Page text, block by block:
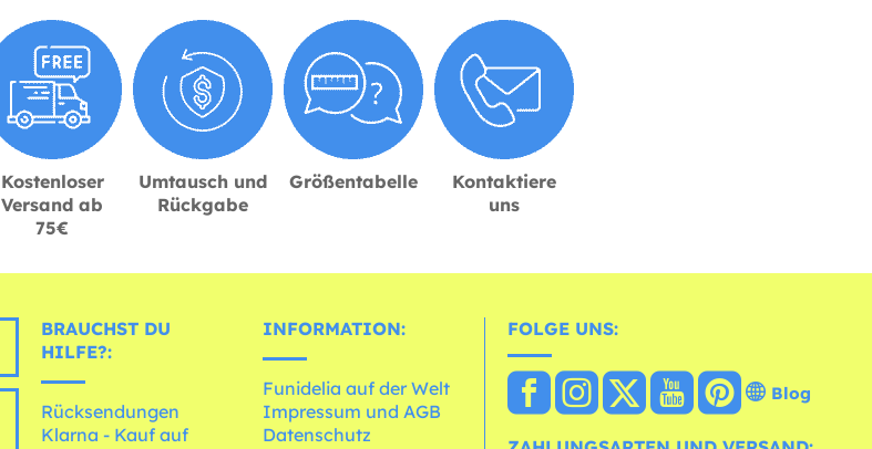
Kostenloser
Versand ab
75€
Umtausch und
Rückgabe
Größentabelle
Kontaktiere
uns
BRAUCHST DU
HILFE?:
Rücksendungen
Klarna - Kauf auf
INFORMATION:
Funidelia auf der Welt
Impressum und AGB
Datenschutz
FOLGE UNS:
Blog